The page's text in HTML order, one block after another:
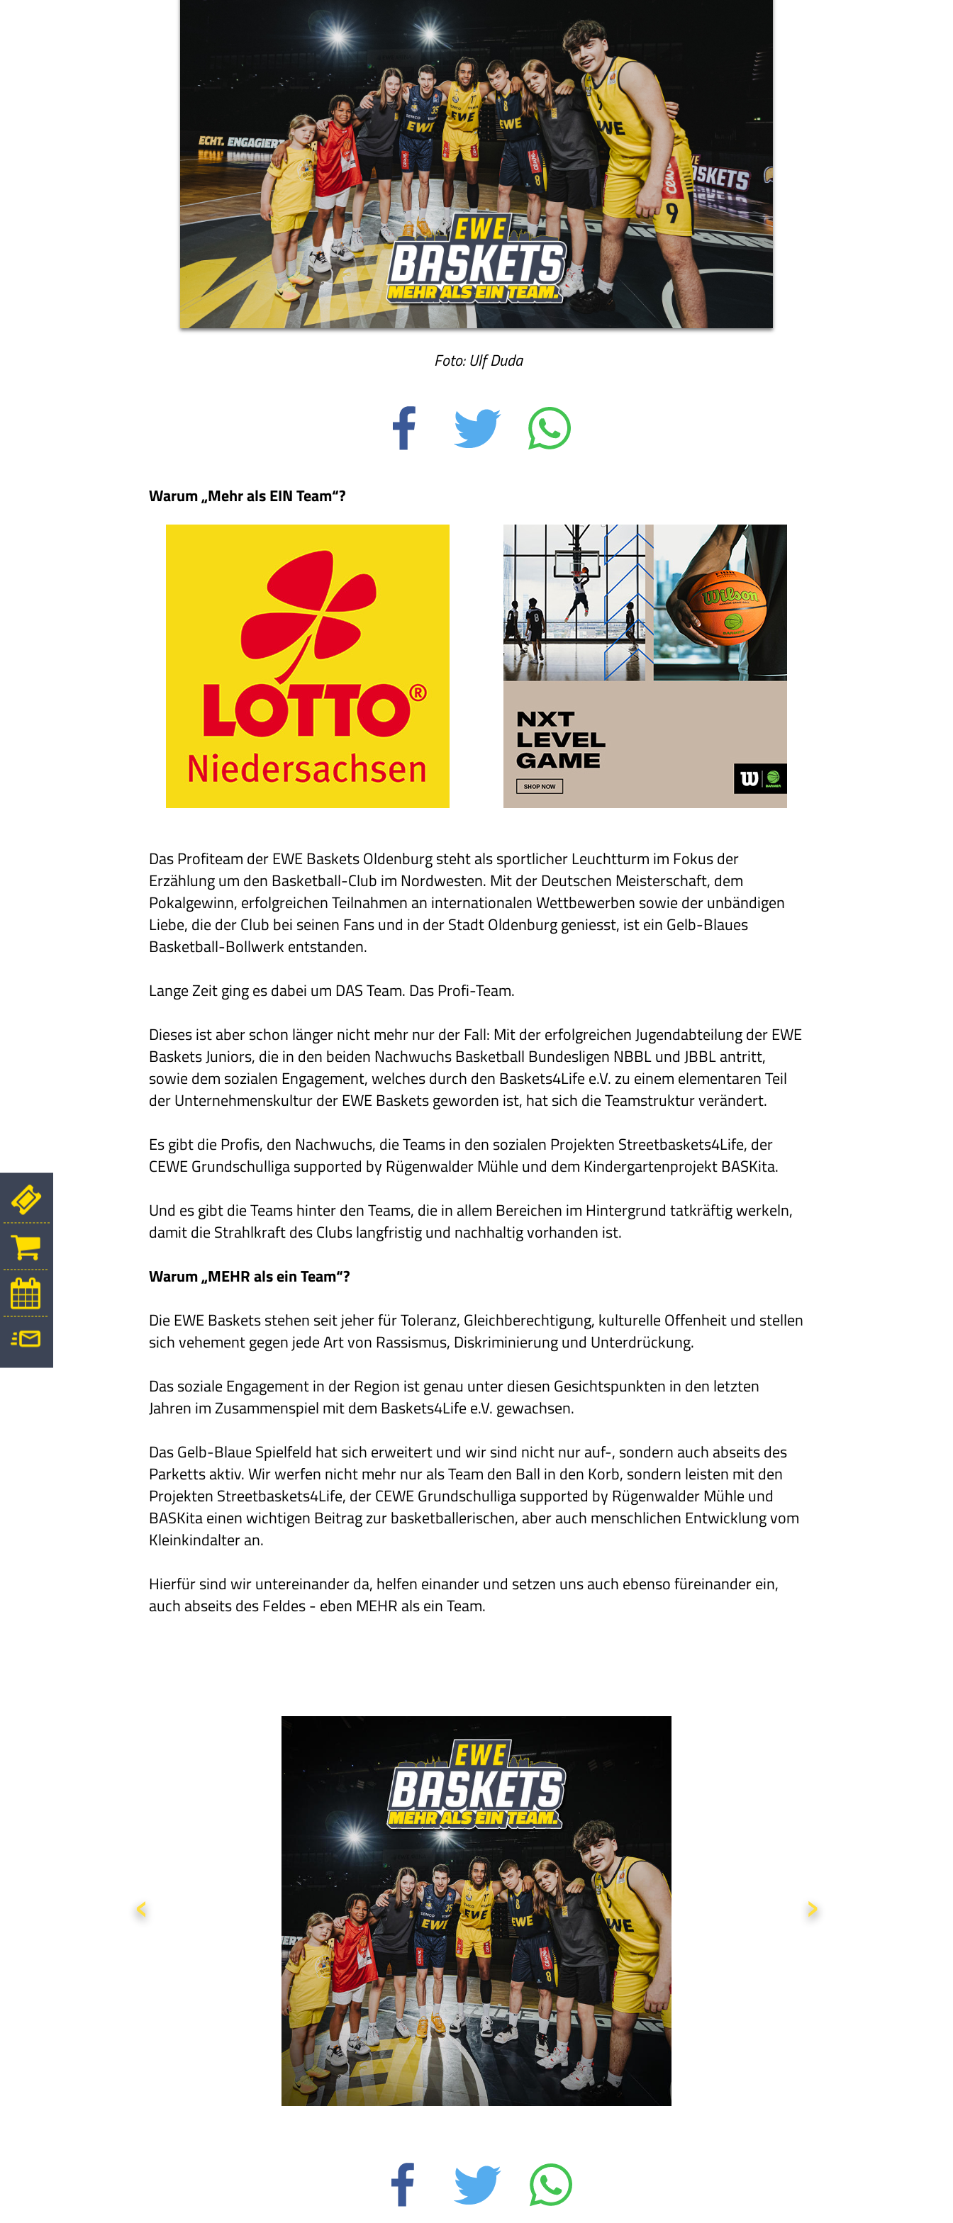
Foto: Ulf Duda
Warum „Mehr als EIN Team“?
Das Profiteam der EWE Baskets Oldenburg steht als sportlicher Leuchtturm im Fokus der
Erzählung um den Basketball-Club im Nordwesten. Mit der Deutschen Meisterschaft, dem
Pokalgewinn, erfolgreichen Teilnahmen an internationalen Wettbewerben sowie der unbändigen
Liebe, die der Club bei seinen Fans und in der Stadt Oldenburg geniesst, ist ein Gelb-Blaues
Basketball-Bollwerk entstanden.
Lange Zeit ging es dabei um DAS Team. Das Profi-Team.
Dieses ist aber schon länger nicht mehr nur der Fall: Mit der erfolgreichen Jugendabteilung der EWE
Baskets Juniors, die in den beiden Nachwuchs Basketball Bundesligen NBBL und JBBL antritt,
sowie dem sozialen Engagement, welches durch den Baskets4Life e.V. zu einem elementaren Teil
der Unternehmenskultur der EWE Baskets geworden ist, hat sich die Teamstruktur verändert.
Es gibt die Profis, den Nachwuchs, die Teams in den sozialen Projekten Streetbaskets4Life, der
CEWE Grundschulliga supported by Rügenwalder Mühle und dem Kindergartenprojekt BASKita.
Und es gibt die Teams hinter den Teams, die in allem Bereichen im Hintergrund tatkräftig werkeln,
damit die Strahlkraft des Clubs langfristig und nachhaltig vorhanden ist.
Warum „MEHR als ein Team“?
Die EWE Baskets stehen seit jeher für Toleranz, Gleichberechtigung, kulturelle Offenheit und stellen
sich vehement gegen jede Art von Rassismus, Diskriminierung und Unterdrückung.
Das soziale Engagement in der Region ist genau unter diesen Gesichtspunkten in den letzten
Jahren im Zusammenspiel mit dem Baskets4Life e.V. gewachsen.
Das Gelb-Blaue Spielfeld hat sich erweitert und wir sind nicht nur auf-, sondern auch abseits des
Parketts aktiv. Wir werfen nicht mehr nur als Team den Ball in den Korb, sondern leisten mit den
Projekten Streetbaskets4Life, der CEWE Grundschulliga supported by Rügenwalder Mühle und
BASKita einen wichtigen Beitrag zur basketballerischen, aber auch menschlichen Entwicklung vom
Kleinkindalter an.
Hierfür sind wir untereinander da, helfen einander und setzen uns auch ebenso füreinander ein,
auch abseits des Feldes - eben MEHR als ein Team.